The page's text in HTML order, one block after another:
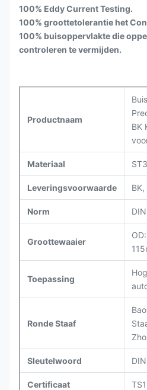
100% Eddy Current Testing.
100% groottetolerantie het
100% buisoppervlakte die
controleren te vermijden.
Productnaam
BK
Materiaal
Leveringsvoorwaarde BK,
Norm
Groottewaaier
Toepassing
Ronde Staaf
Sleutelwoord
Certificaat